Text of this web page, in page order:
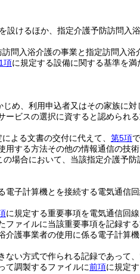
設けるほか、指定介護予防訪問入
問入浴介護の事業と指定訪問入浴
項に規定する設備に関する基準を満
め、利用申込者又はその家族に対
ビスの選択に資すると認められ
よる文書の交付に代えて、 第5項
用する方法その他の情報通信の技
の場合において、当該指定介護予
子計算機とを接続する電気通信
に規定する重要事項を電気通信回
ファイルに当該重要事項を記録す
護事業者の使用に係る電子計算
い方式で作られる記録であって
て調製するファイルに前項に規定